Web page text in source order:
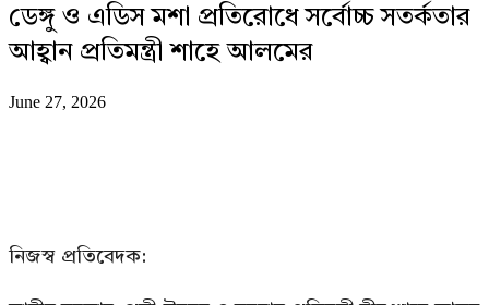
ডেঙ্গু ও এডিস মশা প্রতিরোধে সর্বোচ্চ সতর্কতার
আহ্বান প্রতিমন্ত্রী শাহে আলমের
June 27, 2026
নিজস্ব প্রতিবেদক: